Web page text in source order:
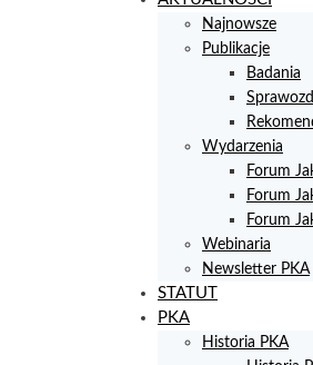
Najnowsze
Publikacje
Badania
Wydarzenia
Forum
Forum
Forum
Webinaria
Newsletter PKA
STATUT
PKA
Historia PKA